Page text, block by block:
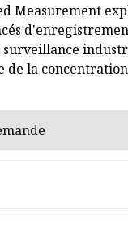
Measurement
de la